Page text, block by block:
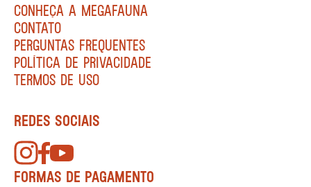
CONHEÇA A MEGAFAUNA
CONTATO
PERGUNTAS FREQUENTES
POLÍTICA DE PRIVACIDADE
TERMOS DE USO
REDES SOCIAIS
FORMAS DE PAGAMENTO